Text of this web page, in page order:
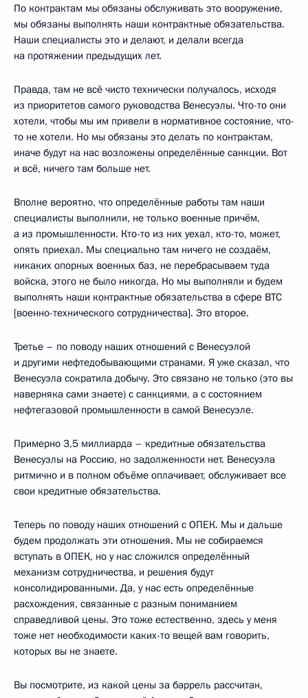
По контрактам мы обязаны обслуживать это вооружение,
мы обязаны выполнять наши контрактные обязательства.
Наши специалисты это и делают, и делали всегда
на протяжении предыдущих лет.
Правда, там не всё чисто технически получалось, исходя
из приоритетов самого руководства Венесуэлы. Что-то они
хотели, чтобы мы им привели в нормативное состояние, что-
то не хотели. Но мы обязаны это делать по контрактам,
иначе будут на нас возложены определённые санкции. Вот
и всё, ничего там больше нет.
Вполне вероятно, что определённые работы там наши
специалисты выполнили, не только военные причём,
а из промышленности. Кто-то из них уехал, кто-то, может,
опять приехал. Мы специально там ничего не создаём,
никаких опорных военных баз, не перебрасываем туда
войска, этого не было никогда. Но мы выполняли и будем
выполнять наши контрактные обязательства в сфере ВТС
[военно-технического сотрудничества]. Это второе.
Третье – по поводу наших отношений с Венесуэлой
и другими нефтедобывающими странами. Я уже сказал, что
Венесуэла сократила добычу. Это связано не только (это вы
наверняка сами знаете) с санкциями, а с состоянием
нефтегазовой промышленности в самой Венесуэле.
Примерно 3,5 миллиарда – кредитные обязательства
Венесуэлы на Россию, но задолженности нет. Венесуэла
ритмично и в полном объёме оплачивает, обслуживает все
свои кредитные обязательства.
Теперь по поводу наших отношений с ОПЕК. Мы и дальше
будем продолжать эти отношения. Мы не собираемся
вступать в ОПЕК, но у нас сложился определённый
механизм сотрудничества, и решения будут
консолидированными. Да, у нас есть определённые
расхождения, связанные с разным пониманием
справедливой цены. Это тоже естественно, здесь у меня
тоже нет необходимости каких-то вещей вам говорить,
которых вы не знаете.
Вы посмотрите, из какой цены за баррель рассчитан,